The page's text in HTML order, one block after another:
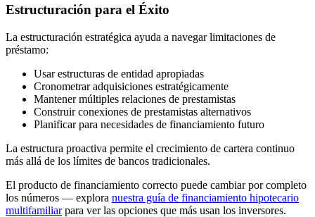
Estructuración para el Éxito
La estructuración estratégica ayuda a navegar limitaciones de
préstamo:
Usar estructuras de entidad apropiadas
Cronometrar adquisiciones estratégicamente
Mantener múltiples relaciones de prestamistas
Construir conexiones de prestamistas alternativos
Planificar para necesidades de financiamiento futuro
La estructura proactiva permite el crecimiento de cartera continuo
más allá de los límites de bancos tradicionales.
El producto de financiamiento correcto puede cambiar por completo
los números — explora nuestra guía de financiamiento hipotecario
multifamiliarpara ver las opciones que más usan los inversores.